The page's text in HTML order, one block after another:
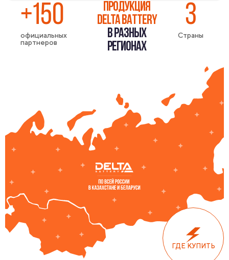
+150
официальных
партнеров
ПРОДУКЦИЯ
DELTA BATTERY
В РАЗНЫХ
РЕГИОНАХ
3
Страны
ГДЕ КУПИТЬ